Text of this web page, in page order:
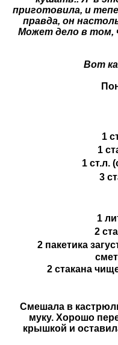
приготовила, и
правда, он
Может дело в том,
Вот
1
1
1 ст.л.
3
1
2
2 пакетика
2 стакана
Смешала в
муку. Хорошо
крышкой и